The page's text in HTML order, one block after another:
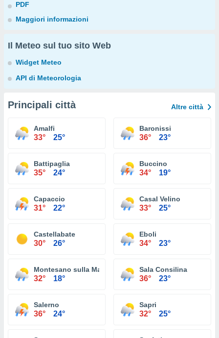
PDF
Maggiori informazioni
Il Meteo sul tuo sito Web
Widget Meteo
API di Meteorologia
Principali città Altre città
Amalfi
33° 25°
Baronissi
36° 23°
Battipaglia
35° 24°
Buccino
34° 19°
Capaccio
31° 22°
Casal Velino
33° 25°
Castellabate
30° 26°
Eboli
34° 23°
Montesano sulla Marcellana
32° 18°
Sala Consilina
36° 23°
Salerno
36° 24°
Sapri
32° 25°